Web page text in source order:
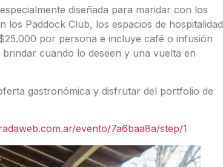
diseñada para maridar con los
los Paddock Club, los espacios de hospitalidad
por persona e incluye café o infusión
cuando lo deseen y una vuelta en
gastronómica y disfrutar del portfolio de
evento/7a6baa8a/step/1